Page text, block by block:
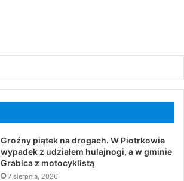
Groźny piątek na drogach. W Piotrkowie
wypadek z udziałem hulajnogi, a w gminie
Grabica z motocyklistą
7 sierpnia, 2026